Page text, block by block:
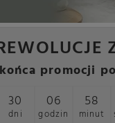
promocji
30
dni
06
godzin
58
minut